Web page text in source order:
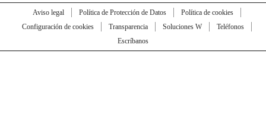
Aviso legal Política de Protección de Datos
Política de cookies
Configuración de cookies
Transparencia Soluciones W
Teléfonos
Escríbanos